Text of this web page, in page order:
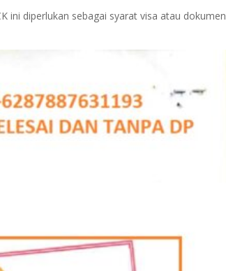
ini diperlukan sebagai syarat visa atau dokumen